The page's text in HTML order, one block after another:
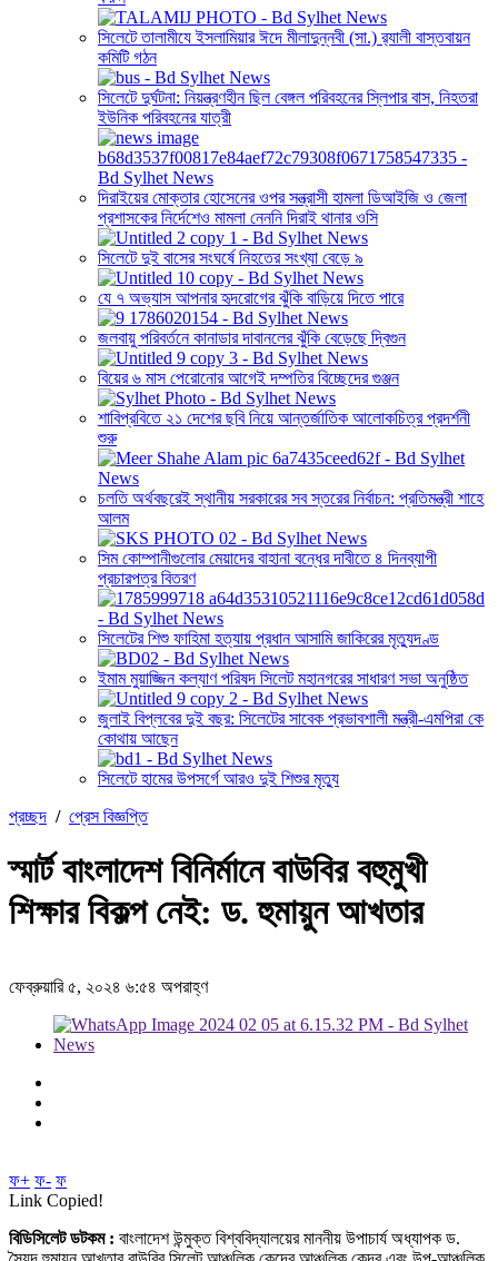
সিলেটে তালামীযে ইসলামিয়ার ঈদে মীলাদুন্নবী (সা.) র‌্যালী বাস্তবায়ন
কমিটি গঠন
সিলেটে দুর্ঘটনা: নিয়ন্ত্রণহীন ছিল বেঙ্গল পরিবহনের স্লিপার বাস, নিহতরা
ইউনিক পরিবহনের যাত্রী
দিরাইয়ের মোক্তার হোসেনের ওপর সন্ত্রাসী হামলা ডিআইজি ও জেলা
প্রশাসকের নির্দেশেও মামলা নেননি দিরাই থানার ওসি
সিলেটে দুই বাসের সংঘর্ষে নিহতের সংখ্যা বেড়ে ৯
যে ৭ অভ্যাস আপনার হৃদরোগের ঝুঁকি বাড়িয়ে দিতে পারে
জলবায়ু পরিবর্তনে কানাডার দাবানলের ঝুঁকি বেড়েছে দ্বিগুন
বিয়ের ৬ মাস পেরোনোর আগেই দম্পতির বিচ্ছেদের গুঞ্জন
শাবিপ্রবিতে ২১ দেশের ছবি নিয়ে আন্তর্জাতিক আলোকচিত্র প্রদর্শনী
শুরু
চলতি অর্থবছরেই স্থানীয় সরকারের সব স্তরের নির্বাচন: প্রতিমন্ত্রী শাহে
আলম
সিম কোম্পানীগুলোর মেয়াদের বাহানা বন্ধের দাবীতে ৪ দিনব্যাপী
প্রচারপত্র বিতরণ
সিলেটের শিশু ফাহিমা হত্যায় প্রধান আসামি জাকিরের মৃত্যুদণ্ড
ইমাম মুয়াজ্জিন কল্যাণ পরিষদ সিলেট মহানগরের সাধারণ সভা অনুষ্ঠিত
জুলাই বিপ্লবের দুই বছর: সিলেটের সাবেক প্রভাবশালী মন্ত্রী-এমপিরা কে
কোথায় আছেন
সিলেটে হামের উপসর্গে আরও দুই শিশুর মৃত্যু
প্রচ্ছদ / প্রেস বিজ্ঞপ্তি
স্মার্ট বাংলাদেশ বিনির্মানে বাউবির বহুমুখী
শিক্ষার বিকল্প নেই: ড. হুমায়ুন আখতার
ফেব্রুয়ারি ৫, ২০২৪ ৬:৫৪ অপরাহ্ণ
ফ+ ফ- ফ
Link Copied!
বিডিসিলেট ডটকম : বাংলাদেশ উন্মুক্ত বিশ্ববিদ্যালয়ের মাননীয় উপাচার্য অধ্যাপক ড.